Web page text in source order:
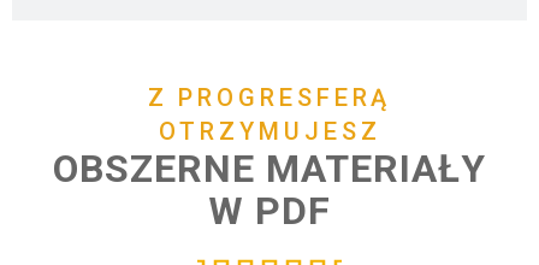
Z PROGRESFERĄ
OTRZYMUJESZ
OBSZERNE MATERIAŁY
W PDF